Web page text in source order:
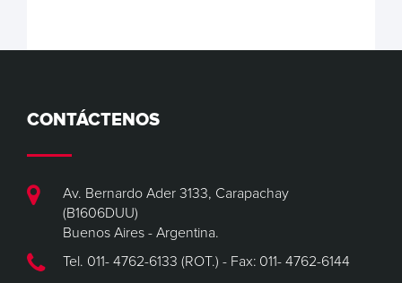
CONTÁCTENOS
Av. Bernardo Ader 3133, Carapachay
(B1606DUU)
Buenos Aires - Argentina.
Tel. 011- 4762-6133 (ROT.) - Fax: 011- 4762-6144